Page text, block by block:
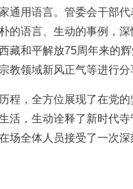
通用语言。管委会干部
的语言、生动的事例，深
藏和平解放75周年来的
教领域新风正气等进行分
，全方位展现了在党的
活，生动诠释了新时代寺
场全体人员接受了一次